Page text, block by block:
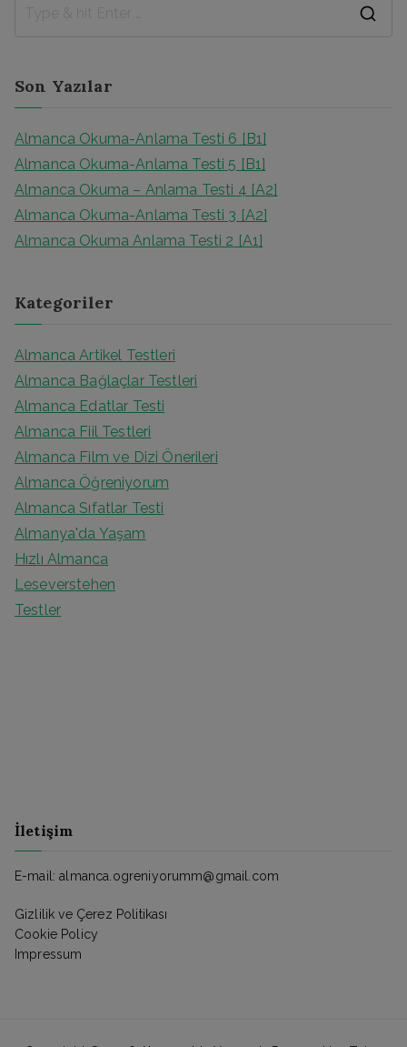
Son Yazılar
Almanca Okuma-Anlama Testi 6 [B1]
Almanca Okuma-Anlama Testi 5 [B1]
Almanca Okuma – Anlama Testi 4 [A2]
Almanca Okuma-Anlama Testi 3 [A2]
Almanca Okuma Anlama Testi 2 [A1]
Kategoriler
Almanca Artikel Testleri
Almanca Bağlaçlar Testleri
Almanca Edatlar Testi
Almanca Fiil Testleri
Almanca Film ve Dizi Önerileri
Almanca Öğreniyorum
Almanca Sıfatlar Testi
Almanya'da Yaşam
Hızlı Almanca
Leseverstehen
Testler
İletişim
E-mail: almanca.ogreniyorumm@gmail.com
Gizlilik ve Çerez Politikası
Cookie Policy
Impressum